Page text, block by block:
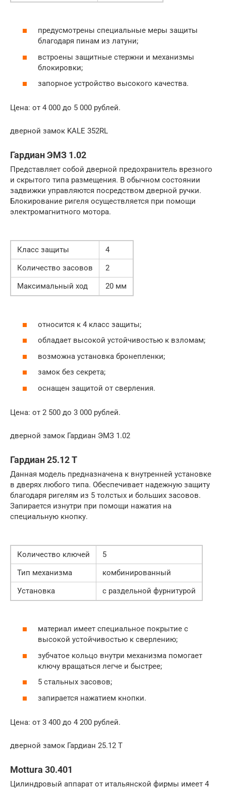
предусмотрены специальные меры защиты
благодаря пинам из латуни;
встроены защитные стержни и механизмы
блокировки;
запорное устройство высокого качества.
Цена: от 4 000 до 5 000 рублей.
дверной замок KALE 352RL
Гардиан ЭМЗ 1.02
Представляет собой дверной предохранитель врезного
и скрытого типа размещения. В обычном состоянии
задвижки управляются посредством дверной ручки.
Блокирование ригеля осуществляется при помощи
электромагнитного мотора.
Класс защиты
4
Количество засовов
2
Максимальный ход
20 мм
относится к 4 класс защиты;
обладает высокой устойчивостью к взломам;
возможна установка бронепленки;
замок без секрета;
оснащен защитой от сверления.
Цена: от 2 500 до 3 000 рублей.
дверной замок Гардиан ЭМЗ 1.02
Гардиан 25.12 Т
Данная модель предназначена к внутренней установке
в дверях любого типа. Обеспечивает надежную защиту
благодаря ригелям из 5 толстых и больших засовов.
Запирается изнутри при помощи нажатия на
специальную кнопку.
Количество ключей
5
Тип механизма
комбинированный
Установка
с раздельной фурнитурой
материал имеет специальное покрытие с
высокой устойчивостью к сверлению;
зубчатое кольцо внутри механизма помогает
ключу вращаться легче и быстрее;
5 стальных засовов;
запирается нажатием кнопки.
Цена: от 3 400 до 4 200 рублей.
дверной замок Гардиан 25.12 Т
Mottura 30.401
Цилиндровый аппарат от итальянской фирмы имеет 4